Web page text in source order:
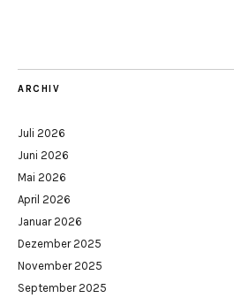
ARCHIV
Juli 2026
Juni 2026
Mai 2026
April 2026
Januar 2026
Dezember 2025
November 2025
September 2025